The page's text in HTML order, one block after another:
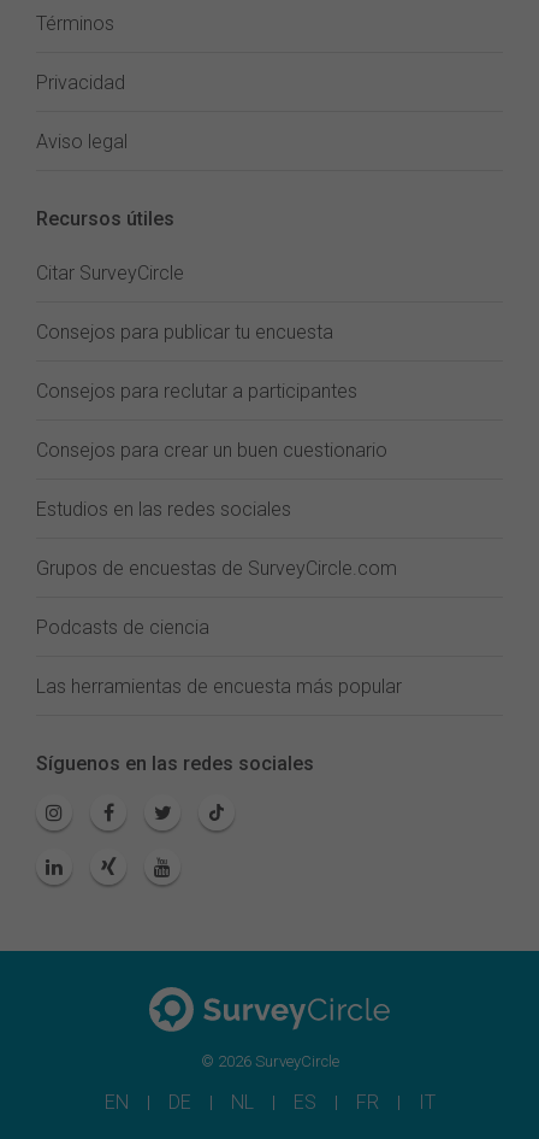
Términos
Privacidad
Aviso legal
Recursos útiles
Citar SurveyCircle
Consejos para publicar tu encuesta
Consejos para reclutar a participantes
Consejos para crear un buen cuestionario
Estudios en las redes sociales
Grupos de encuestas de SurveyCircle.com
Podcasts de ciencia
Las herramientas de encuesta más popular
Síguenos en las redes sociales
© 2026 SurveyCircle
EN DE NL ES FR IT